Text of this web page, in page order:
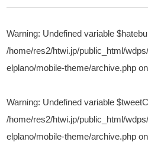
Warning: Undefined variable
/home/res2/htwi.jp/public_html/
elplano/mobile-theme/archive.php
Warning: Undefined variable
/home/res2/htwi.jp/public_html/
elplano/mobile-theme/archive.php